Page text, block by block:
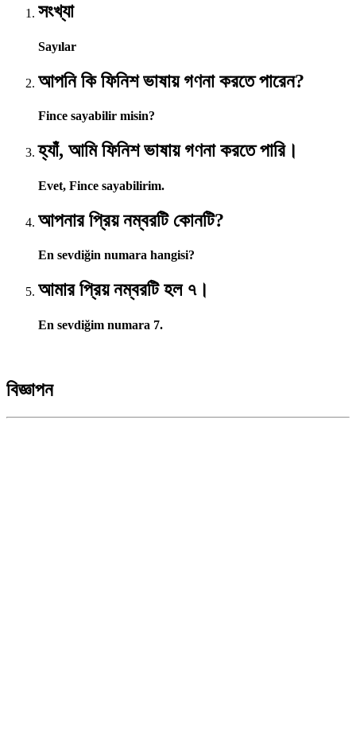
সংখ্যা
Sayılar
আপনি কি ফিনিশ ভাষায় গণনা করতে পারেন?
Fince sayabilir misin?
হ্যাঁ, আমি ফিনিশ ভাষায় গণনা করতে পারি।
Evet, Fince sayabilirim.
আপনার প্রিয় নম্বরটি কোনটি?
En sevdiğin numara hangisi?
আমার প্রিয় নম্বরটি হল ৭।
En sevdiğim numara 7.
বিজ্ঞাপন